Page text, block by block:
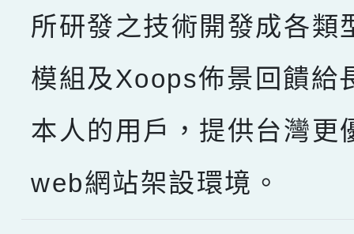
所研發之技術開發成各類
模組及Xoops佈景回饋給
本人的用戶，提供台灣更
web網站架設環境。